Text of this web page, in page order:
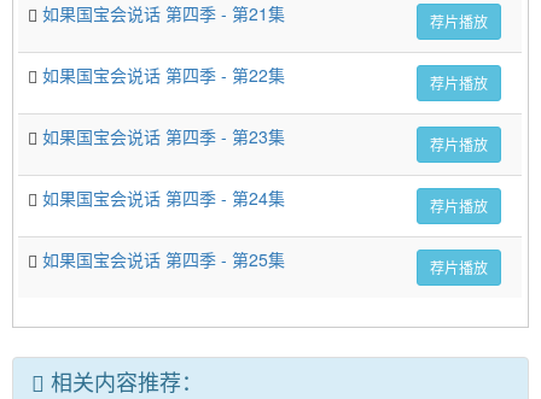
如果国宝会说话 第四季 - 第21集 荐片播放
如果国宝会说话 第四季 - 第22集 荐片播放
如果国宝会说话 第四季 - 第23集 荐片播放
如果国宝会说话 第四季 - 第24集 荐片播放
如果国宝会说话 第四季 - 第25集 荐片播放
相关内容推荐：